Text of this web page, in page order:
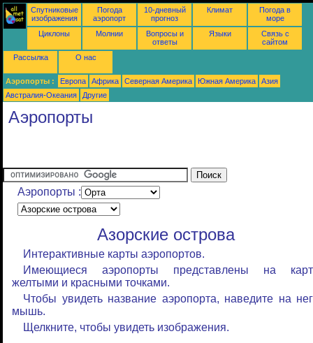
Спутниковые
изображения
Погода
аэропорт
10-дневный
прогноз
Климат
Погода в
море
Циклоны
Молнии
Вопросы и
ответы
Языки
Связь с
сайтом
Рассылка
О нас
Аэропорты : Европа Африка Северная Америка Южная Америка
Азия
Австралия-Океания
Другие
Аэропорты
Аэропорты :
Азорские острова
Интерактивные карты аэропортов.
Имеющиеся аэропорты представлены на
желтыми и красными точками.
Чтобы увидеть название аэропорта, наведите на
мышь.
Щелкните, чтобы увидеть изображения.